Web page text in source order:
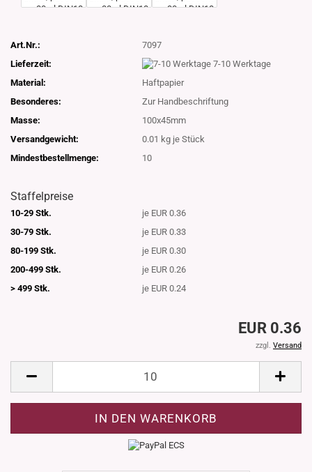
Art.Nr.:
7097
Lieferzeit:
7-10 Werktage
Material:
Haftpapier
Besonderes:
Zur Handbeschriftung
Masse:
100x45mm
Versandgewicht:
0.01 kg je Stück
Mindestbestellmenge:
10
Staffelpreise
10-29 Stk.
je EUR 0.36
30-79 Stk.
je EUR 0.33
80-199 Stk.
je EUR 0.30
200-499 Stk.
je EUR 0.26
> 499 Stk.
je EUR 0.24
EUR 0.36
zzgl. Versand